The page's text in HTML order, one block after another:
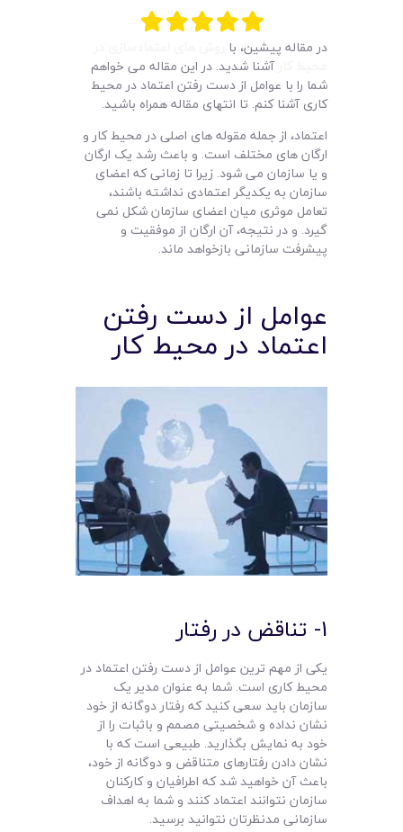
در مقاله پیشین، با
آشنا شدید. در این مقاله می خواهم
شما را با عوامل از دست رفتن اعتماد در محیط
کاری آشنا کنم. تا انتهای مقاله همراه باشید.
اعتماد، از جمله مقوله های اصلی در محیط کار و
ارگان های مختلف است. و باعث رشد یک ارگان
و یا سازمان می شود. زیرا تا زمانی که اعضای
سازمان به یکدیگر اعتمادی نداشته باشند،
تعامل موثری میان اعضای سازمان شکل نمی
گیرد. و در نتیجه، آن ارگان از موفقیت و
پیشرفت سازمانی بازخواهد ماند.
عوامل از دست رفتن
اعتماد در محیط کار
1- تناقض در رفتار
یکی از مهم ترین عوامل از دست رفتن اعتماد در
محیط کاری است. شما به عنوان مدیر یک
سازمان باید سعی کنید که رفتار دوگانه از خود
نشان نداده و شخصیتی مصمم و باثبات را از
خود به نمایش بگذارید. طبیعی است که با
نشان دادن رفتارهای متناقض و دوگانه از خود،
باعث آن خواهید شد که اطرافیان و کارکنان
سازمان نتوانند اعتماد کنند و شما به اهداف
سازمانی مدنظرتان نتوانید برسید.